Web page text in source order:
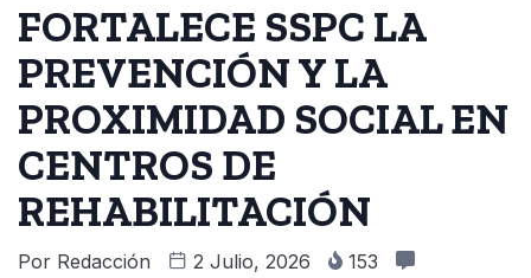
FORTALECE SSPC LA
PREVENCIÓN Y LA
PROXIMIDAD SOCIAL EN
CENTROS DE
REHABILITACIÓN
Por Redacción 2 Julio, 2026
153